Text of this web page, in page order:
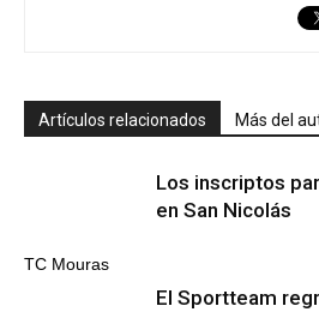
Artículos relacionados Más del
TC Mouras
Los inscriptos
en San Nicolás
El Sportteam